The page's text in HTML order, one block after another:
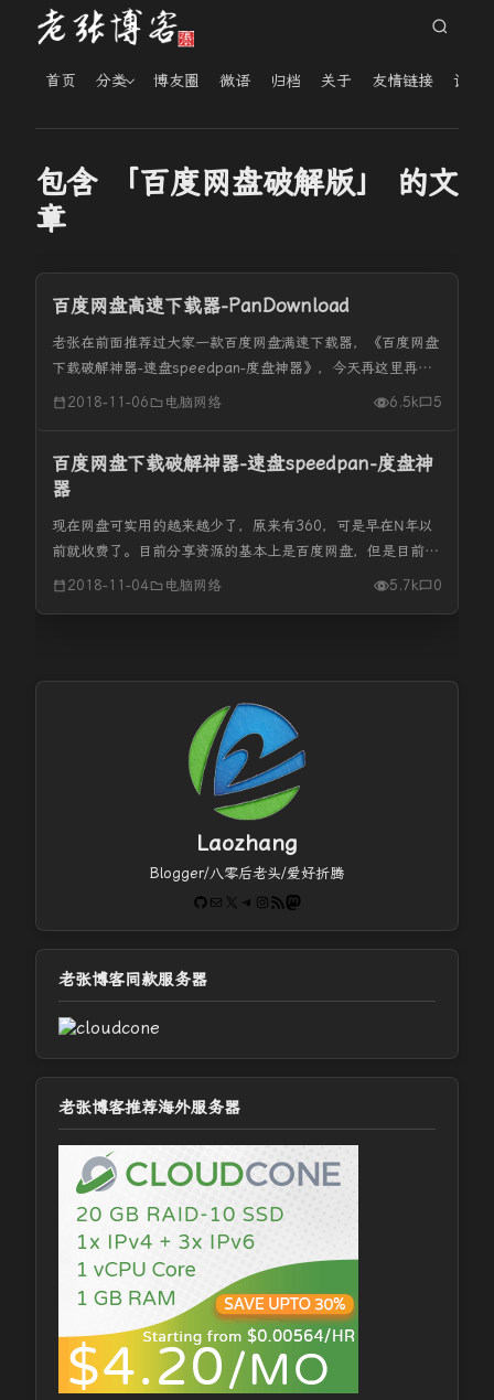
首页 分类 博友圈 微语 归档 关于 友情链接 读者
包含 「百度网盘破解版」 的文
章
百度网盘高速下载器-PanDownload
老张在前面推荐过大家一款百度网盘满速下载器，《百度网盘
下载破解神器-速盘speedpan-度盘神器》，今天再这里再次
推荐给大家一款百度网盘高速下载器-PanDownload。
2018-11-06 电脑网络 6.5k 5
百度网盘下载破解神器-速盘speedpan-度盘神
器
现在网盘可实用的越来越少了，原来有360，可是早在N年以
前就收费了。目前分享资源的基本上是百度网盘，但是目前市
场上应该是唯有百度最大，所以各种限制，就是你宽带是
2018-11-04 电脑网络 5.7k 0
Laozhang
Blogger/八零后老头/爱好折腾
GitHub
电子邮件 X Telegram
Instagram
RSS FeedMastodon
老张博客同款服务器
老张博客推荐海外服务器